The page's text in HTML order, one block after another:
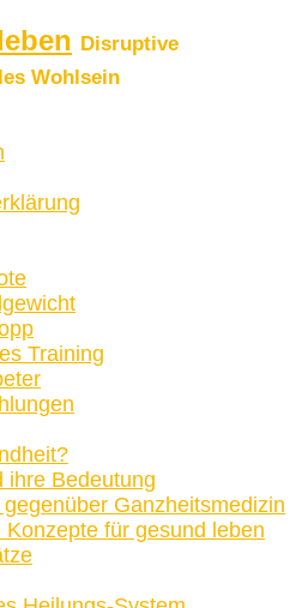
Disruptive
Wohlsein
Training
ihre Bedeutung
Ganzheitsmedizin
Konzepte für gesund leben